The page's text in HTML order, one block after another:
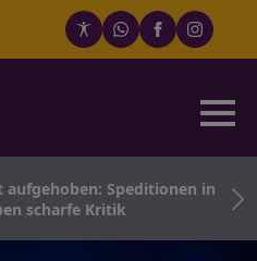
Speditionen in
scharfe Kritik